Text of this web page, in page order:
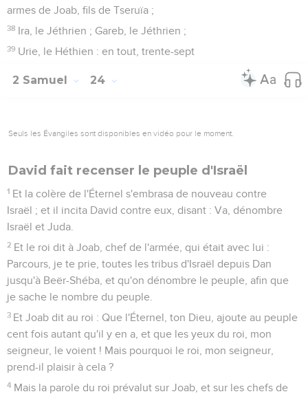
armes de Joab, fils de Tseruïa ;
38 Ira, le Jéthrien ; Gareb, le Jéthrien ;
39 Urie, le Héthien : en tout, trente-sept
2 Samuel 24
Seuls les Évangiles sont disponibles en vidéo pour le moment.
David fait recenser le peuple d'Israël
1 Et la colère de l'Éternel s'embrasa de nouveau contre
Israël ; et il incita David contre eux, disant : Va, dénombre
Israël et Juda.
2 Et le roi dit à Joab, chef de l'armée, qui était avec lui :
Parcours, je te prie, toutes les tribus d'Israël depuis Dan
jusqu'à Beër-Shéba, et qu'on dénombre le peuple, afin que
je sache le nombre du peuple.
3 Et Joab dit au roi : Que l'Éternel, ton Dieu, ajoute au peuple
cent fois autant qu'il y en a, et que les yeux du roi, mon
seigneur, le voient ! Mais pourquoi le roi, mon seigneur,
prend-il plaisir à cela ?
4 Mais la parole du roi prévalut sur Joab, et sur les chefs de